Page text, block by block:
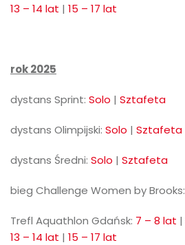
13 – 14 lat | 15 – 17 lat
rok 2025
dystans Sprint: Solo | Sztafeta
dystans Olimpijski: Solo | Sztafeta
dystans Średni: Solo | Sztafeta
bieg Challenge Women by Brooks:
Trefl Aquathlon Gdańsk: 7 – 8 lat |
13 – 14 lat | 15 – 17 lat